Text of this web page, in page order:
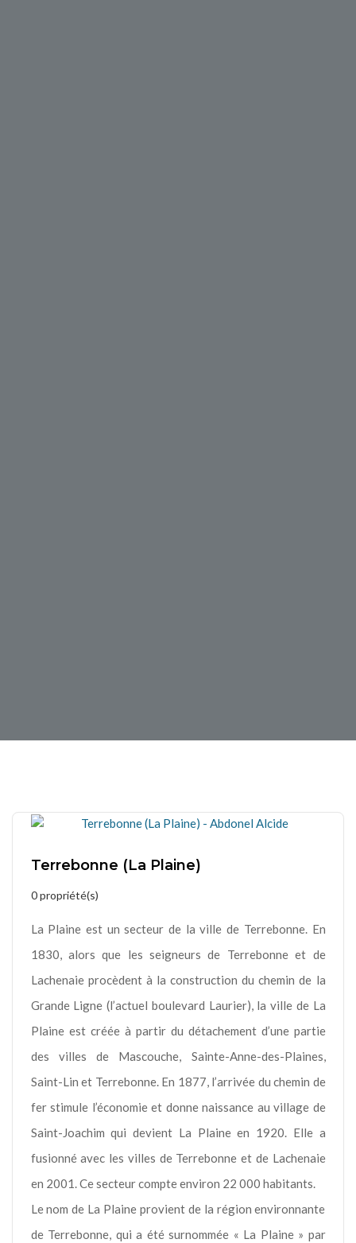
Terrebonne (La Plaine)
0 propriété(s)
La Plaine est un secteur de la ville de Terrebonne. En
1830, alors que les seigneurs de Terrebonne et de
Lachenaie procèdent à la construction du chemin de la
Grande Ligne (l’actuel boulevard Laurier), la ville de La
Plaine est créée à partir du détachement d’une partie
des villes de Mascouche, Sainte-Anne-des-Plaines,
Saint-Lin et Terrebonne. En 1877, l’arrivée du chemin de
fer stimule l’économie et donne naissance au village de
Saint-Joachim qui devient La Plaine en 1920. Elle a
fusionné avec les villes de Terrebonne et de Lachenaie
en 2001. Ce secteur compte environ 22 000 habitants.
Le nom de La Plaine provient de la région environnante
de Terrebonne, qui a été surnommée « La Plaine » par